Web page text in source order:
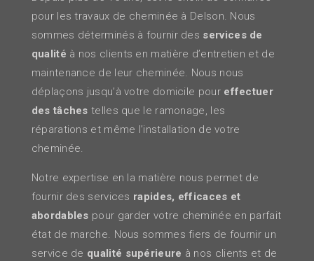
pour les travaux de cheminée à Delson. Nous
sommes déterminés à fournir des services de
qualité à nos clients en matière d’entretien et de
maintenance de leur cheminée. Nous nous
déplaçons jusqu’à votre domicile pour effectuer
des tâches telles que le ramonage, les
réparations et même l’installation de votre
cheminée.
Notre expertise en la matière nous permet de
fournir des services rapides, efficaces et
abordables pour garder votre cheminée en parfait
état de marche. Nous sommes fiers de fournir un
service de qualité supérieure à nos clients et de